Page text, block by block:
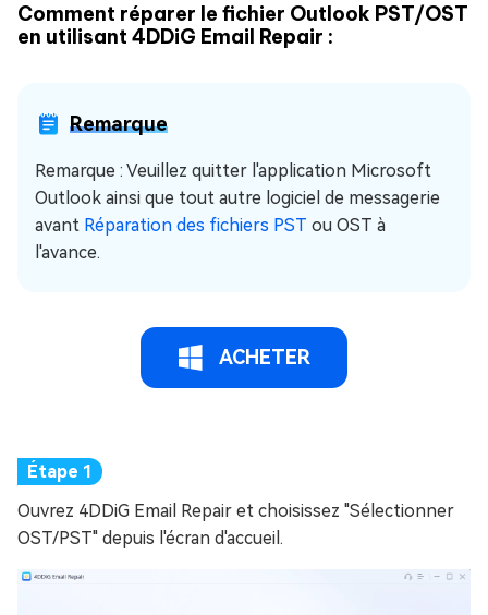
Comment réparer le fichier Outlook PST/OST
en utilisant 4DDiG Email Repair :
Remarque
Remarque : Veuillez quitter l'application Microsoft
Outlook ainsi que tout autre logiciel de messagerie
avant Réparation des fichiers PST ou OST à
l'avance.
ACHETER
Ouvrez 4DDiG Email Repair et choisissez "Sélectionner
OST/PST" depuis l'écran d'accueil.